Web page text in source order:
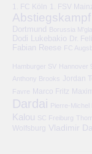
1. FC Köln 1. FSV
Abstiegskampf
Dortmund
Borussia
Dodi Lukebakio Dr.
Fabian Reese FC
Hamburger SV Hannover
Anthony Brooks
Jordan
Favre
Marco Fritz
Dardai Pierre-Michel
Kalou SC Freiburg
Wolfsburg
Vladimir